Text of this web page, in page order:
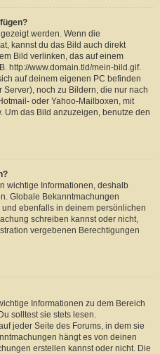
werden. Wenn die
kannst du das Bild auch direkt
Bild verlinken, das auf einem
http://www.domain.tld/mein-bild.gif.
auf deinem eigenen PC befinden
noch zu Bildern, die nur nach
oder Yahoo-Mailboxen, mit
Um das Bild anzuzeigen, benutze den
wichtige Informationen, deshalb
Globale Bekanntmachungen
ebenfalls in deinem persönlichen
schreiben kannst oder nicht,
vergebenen Berechtigungen
Informationen zu dem Bereich
solltest sie stets lesen.
jeder Seite des Forums, in dem sie
hängt es von deinen
erstellen kannst oder nicht. Die